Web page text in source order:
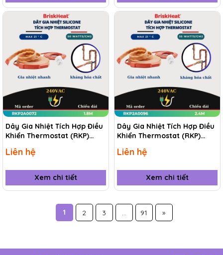
Dây Gia Nhiệt Tích Hợp Điều
Khiển Thermostat (RKP)
Liên hệ
Xem chi tiết
Dây Gia Nhiệt Tích Hợp Điều
Khiển Thermostat (RKP)
Liên hệ
Xem chi tiết
1 2 3 ... 91 »